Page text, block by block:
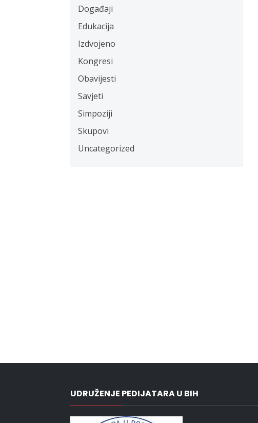
Događaji
Edukacija
Izdvojeno
Kongresi
Obavijesti
Savjeti
Simpoziji
Skupovi
Uncategorized
UDRUŽENJE PEDIJATARA U BIH